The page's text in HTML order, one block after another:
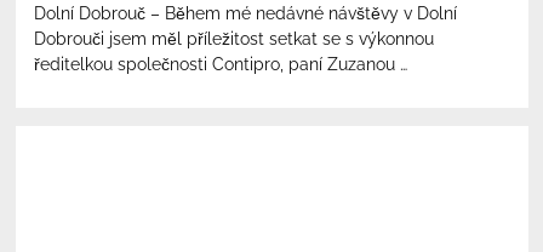
Dolní Dobrouč – Během mé nedávné návštěvy v Dolní
Dobrouči jsem měl příležitost setkat se s výkonnou
ředitelkou společnosti Contipro, paní Zuzanou …